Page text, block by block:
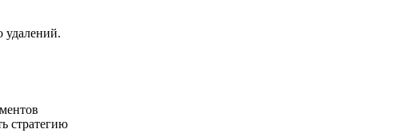
удалений.
стратегию